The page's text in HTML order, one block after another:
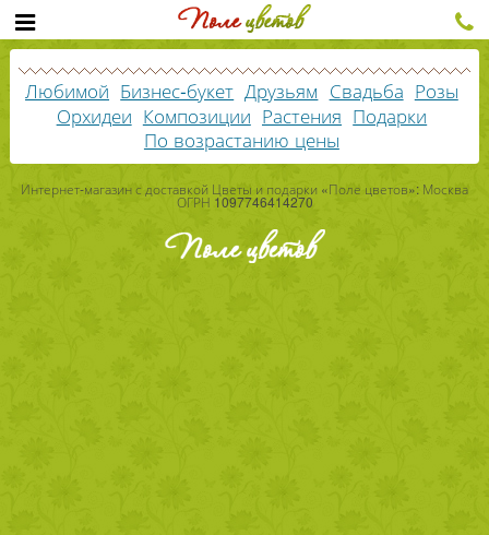
Любимой Бизнес-букет Друзьям Свадьба Розы
Орхидеи Композиции Растения Подарки
По возрастанию цены
Интернет-магазин с доставкой Цветы и подарки «Поле цветов»: Москва
ОГРН 1097746414270